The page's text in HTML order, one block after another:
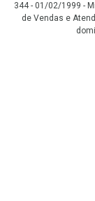
344 - 01/02/1999 -
de Vendas e